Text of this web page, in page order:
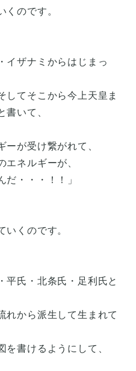
くのです。
イザナミからはじまっ
してそこから今上天皇ま
書いて、
ーが受け繋がれて、
エネルギーが、
だ・・・！！」
いくのです。
平氏・北条氏・足利氏と
れから派生して生まれて
を書けるようにして、